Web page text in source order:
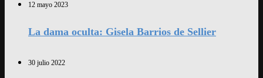
12 mayo 2023
La dama oculta: Gisela Barrios de Sellier
30 julio 2022